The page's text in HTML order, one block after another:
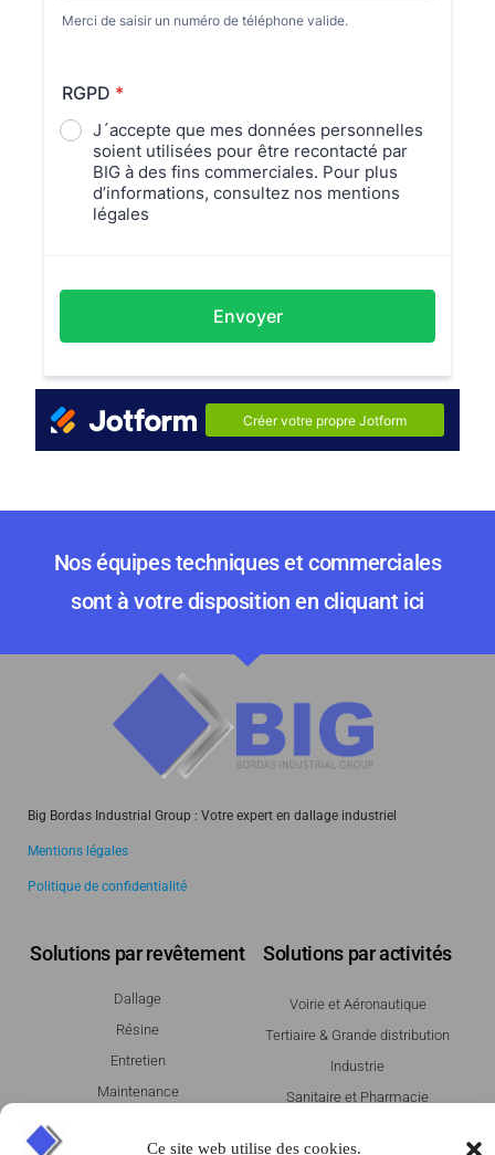
Ce site web utilise des cookies.
Nos équipes techniques et commerciales
sont à votre disposition en cliquant ici
Big Bordas Industrial Group : Votre expert en dallage industriel
Mentions légales
Politique de confidentialité
Solutions par revêtement
Dallage
Résine
Entretien
Maintenance
Solutions par activités
Voirie et Aéronautique
Tertiaire & Grande distribution
Industrie
Sanitaire et Pharmacie